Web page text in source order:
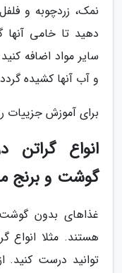
نمک، زردچوبه و
دهید تا خامی آنها
سایر مواد اضافه
و آب آنها کشیده
برای آموزش جزییات
انواع
گوشت و برنج
غذاهای بدون
هستند. مثلا
توانید درست کنید.